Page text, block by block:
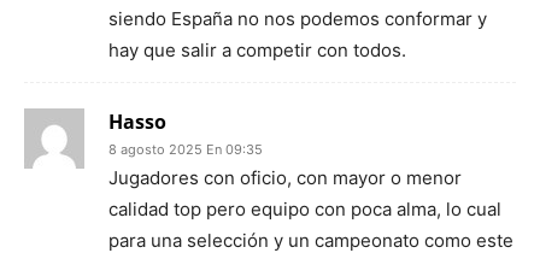
siendo España no nos podemos conformar y
hay que salir a competir con todos.
Hasso
8 agosto 2025 En 09:35
Jugadores con oficio, con mayor o menor
calidad top pero equipo con poca alma, lo cual
para una selección y un campeonato como este